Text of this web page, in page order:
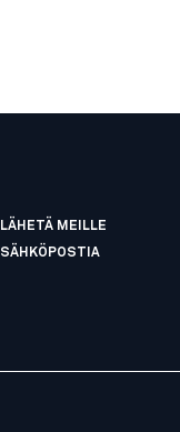
LÄHETÄ MEILLE
SÄHKÖPOSTIA